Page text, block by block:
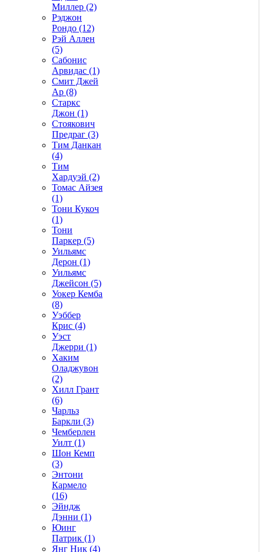
Миллер (2)
Рэджон
Рондо (12)
Рэй Аллен
(5)
Сабонис
Арвидас (1)
Смит Джей
Ар (8)
Старкс
Джон (1)
Стоякович
Предраг (3)
Тим Данкан
(4)
Тим
Хардуэй (2)
Томас Айзея
(1)
Тони Кукоч
(1)
Тони
Паркер (5)
Уильямс
Дерон (1)
Уильямс
Джейсон (5)
Уокер Кемба
(8)
Уэббер
Крис (4)
Уэст
Джерри (1)
Хаким
Оладжувон
(2)
Хилл Грант
(6)
Чарльз
Баркли (3)
Чемберлен
Уилт (1)
Шон Кемп
(3)
Энтони
Кармело
(16)
Эйндж
Дэнни (1)
Юинг
Патрик (1)
Янг Ник (4)